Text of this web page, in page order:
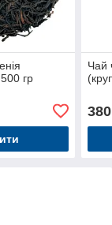
гр
Чай
380